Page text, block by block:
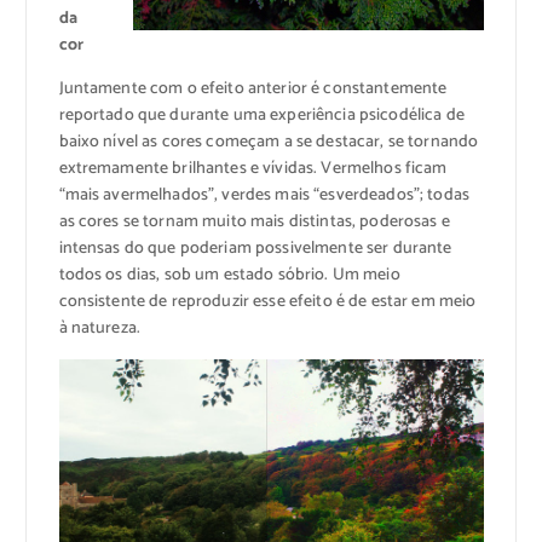
da
cor
Juntamente com o efeito anterior é constantemente
reportado que durante uma experiência psicodélica de
baixo nível as cores começam a se destacar, se tornando
extremamente brilhantes e vívidas. Vermelhos ficam
“mais avermelhados”, verdes mais “esverdeados”; todas
as cores se tornam muito mais distintas, poderosas e
intensas do que poderiam possivelmente ser durante
todos os dias, sob um estado sóbrio. Um meio
consistente de reproduzir esse efeito é de estar em meio
à natureza.